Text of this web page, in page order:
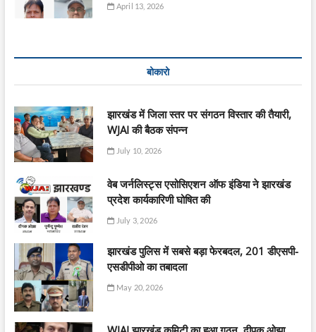
April 13, 2026
बोकारो
झारखंड में जिला स्तर पर संगठन विस्तार की तैयारी,
WJAI की बैठक संपन्न
July 10, 2026
वेब जर्नलिस्ट्स एसोसिएशन ऑफ इंडिया ने झारखंड
प्रदेश कार्यकारिणी घोषित की
July 3, 2026
झारखंड पुलिस में सबसे बड़ा फेरबदल, 201 डीएसपी-
एसडीपीओ का तबादला
May 20, 2026